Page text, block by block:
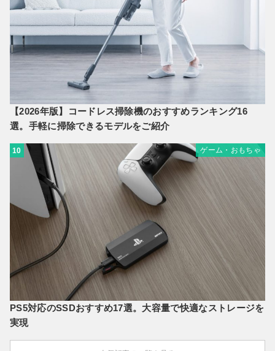
【2026年版】コードレス掃除機のおすすめランキング16
選。手軽に掃除できるモデルをご紹介
10 ゲーム・おもちゃ
PS5対応のSSDおすすめ17選。大容量で快適なストレージを
実現